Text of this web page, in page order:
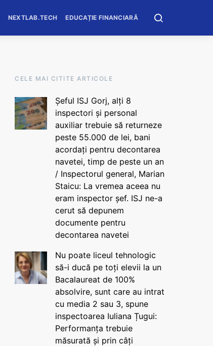
NEXTLAB.TECH EDUCAȚIE FINANCIARĂ
CELE MAI CITITE ARTICOLE
Șeful ISJ Gorj, alți 8
inspectori și personal
auxiliar trebuie să returneze
peste 55.000 de lei, bani
acordați pentru decontarea
navetei, timp de peste un an
/ Inspectorul general, Marian
Staicu: La vremea aceea nu
eram inspector șef. ISJ ne-a
cerut să depunem
documente pentru
decontarea navetei
Nu poate liceul tehnologic
să-i ducă pe toți elevii la un
Bacalaureat de 100%
absolvire, sunt care au intrat
cu media 2 sau 3, spune
inspectoarea Iuliana Țugui:
Performanța trebuie
măsurată și prin câți